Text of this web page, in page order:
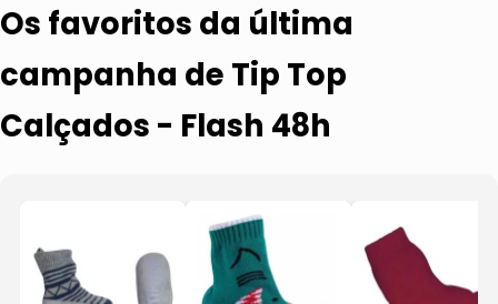
Os favoritos da última
campanha de Tip Top
Calçados - Flash 48h